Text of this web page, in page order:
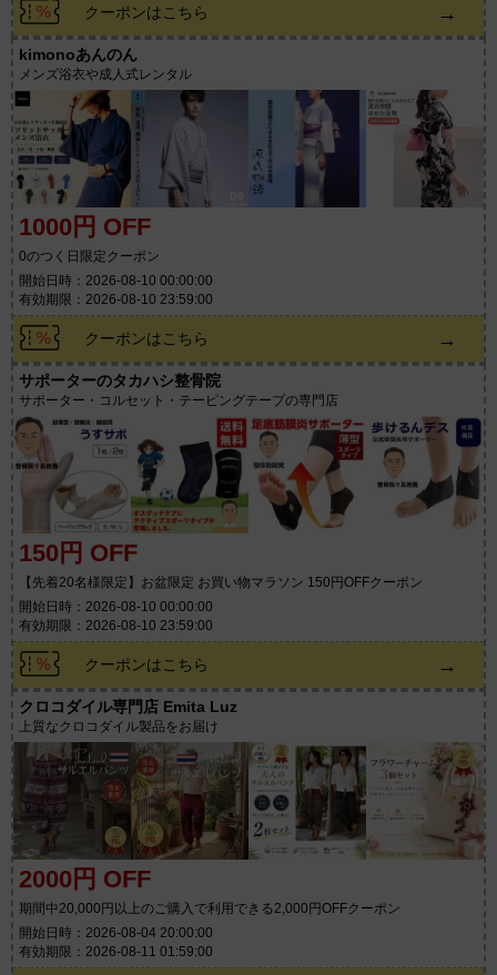
クーポンはこちら →
kimonoあんのん
メンズ浴衣や成人式レンタル
1000円 OFF
0のつく日限定クーポン
開始日時：2026-08-10 00:00:00
有効期限：2026-08-10 23:59:00
クーポンはこちら →
サポーターのタカハシ整骨院
サポーター・コルセット・テーピングテープの専門店
150円 OFF
【先着20名様限定】お盆限定 お買い物マラソン 150円OFFクーポン
開始日時：2026-08-10 00:00:00
有効期限：2026-08-10 23:59:00
クーポンはこちら →
クロコダイル専門店 Emita Luz
上質なクロコダイル製品をお届け
2000円 OFF
期間中20,000円以上のご購入で利用できる2,000円OFFクーポン
開始日時：2026-08-04 20:00:00
有効期限：2026-08-11 01:59:00